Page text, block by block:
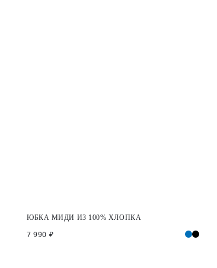
ЮБКА МИДИ ИЗ 100% ХЛОПКА
7 990 ₽